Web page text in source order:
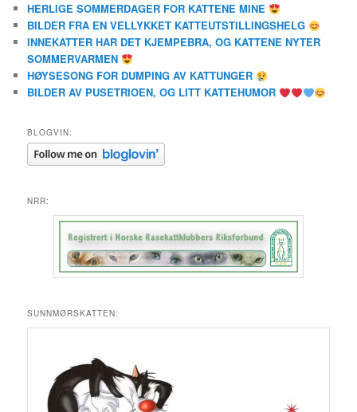
HERLIGE SOMMERDAGER FOR KATTENE MINE
BILDER FRA EN VELLYKKET KATTEUTSTILLINGSHELG
INNEKATTER HAR DET KJEMPEBRA, OG KATTENE NYTER
SOMMERVARMEN
HØYSESONG FOR DUMPING AV KATTUNGER
BILDER AV PUSETRIOEN, OG LITT KATTEHUMOR
BLOGVIN:
NRR:
SUNNMØRSKATTEN: